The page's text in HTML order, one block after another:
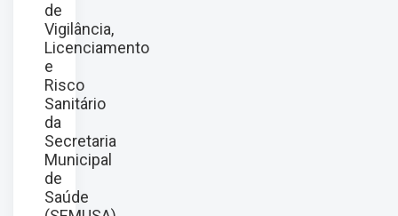
de
Vigilância,
Licenciamento
e
Risco
Sanitário
da
Secretaria
Municipal
de
Saúde